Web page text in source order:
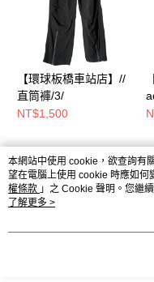
【環球板橋車站店】//
直筒褲/3/
NT$1,500
熱門標籤
本網站中使用 cookie，欲查詢有
望在電腦上使用 cookie 時應如何
權條款 」之 Cookie 聲明。您繼
用條款之 Cookie 聲明使用 cookie
了解更多 >